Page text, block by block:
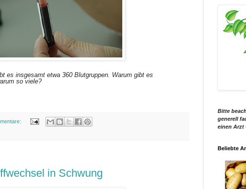
es insgesamt etwa 360 Blutgruppen. Warum gibt es
so viele?
in Schwung
Bitte
generell
einen Arzt
Beliebte